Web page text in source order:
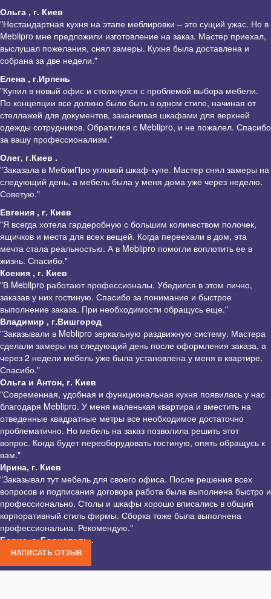
Ольга , г. Киев
"Нестандартная кухня на этапе меблировки – это сущий ужас. Но в
Meblipro мне предложили изготовление на заказ. Мастер приехал,
выслушал пожелания, снял замеры. Кухня была доставлена и
собрана за две недели."
Елена , г.Ирпень
"Купил в новый офис и столкнулся с проблемой выбора мебели.
По концепции все должно было быть в одном стиле, начиная от
стеллажей для документов, заканчивая шкафами для верхней
одежды сотрудников. Обратился с Meblipro, и не пожалел. Спасибо
за вашу профессионализм."
Олег, г.Киев .
"Заказала в МеблиПро угловой шкаф-купе. Мастер снял замеры на
следующий день, а мебель была у меня дома уже через неделю.
Советую."
Евгения , г. Киев
"Я всегда хотела гардеробную с большим количеством полочек,
ящичков и места для всех вещей. Когда переехали в дом, эта
мечта стала реальностью. А в Meblipro помогли воплотить ее в
жизнь. Спасибо."
Ксения , г. Киев
"В Meblipro работают профессионалы. Убедился в этом лично,
заказав у них гостиную. Спасибо за понимание и быстрое
выполнение заказа. При необходимости обращусь еще."
Владимир , г.Вишгород
"Заказывали в Meblipro зеркальную раздвижную систему. Мастера
сделали замеры на следующий день после оформления заказа, а
через 2 недели мебель уже была установлена у меня в квартире.
Спасибо."
Ольга и Антон, г. Киев
"Современная, удобная и функциональная кухня появилась у нас
благодаря Meblipro. У меня маленькая квартира и вместить на
отведенные квадратные метры все необходимое достаточно
проблематично. Но мебель на заказ позволила решить этот
вопрос. Когда будет переоборудовать гостиную, опять обращусь к
вам."
Ирина, г. Киев
"Заказывал тут мебель для своего офиса. После решения всех
вопросов и подписания договора работа была выполнена быстро и
профессионально. Столы и шкафы хорошо вписались в общий
корпоративный стиль фирмы. Сборка тоже была выполнена
профессиональна. Рекомендую."
Борис, г. Борисполь .
НАПИСАТЬ ОТЗЫВ